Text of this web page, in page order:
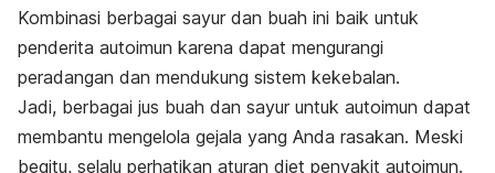
Kombinasi berbagai sayur dan buah ini baik untuk
penderita autoimun karena dapat mengurangi
peradangan dan mendukung sistem kekebalan.
Jadi, berbagai jus buah dan sayur untuk autoimun dapat
membantu mengelola gejala yang Anda rasakan. Meski
begitu, selalu perhatikan aturan diet penyakit autoimun.